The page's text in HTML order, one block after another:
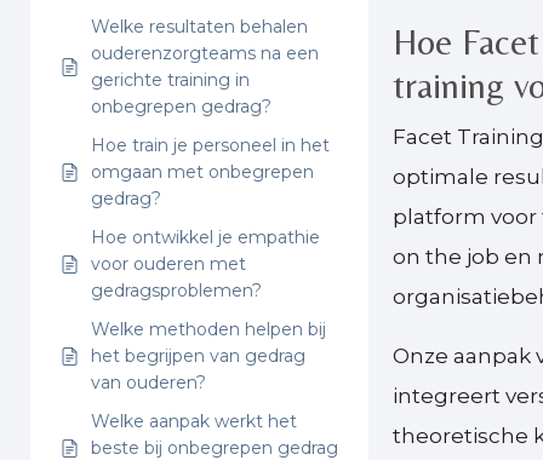
Welke resultaten behalen
ouderenzorgteams na een
gerichte training in
onbegrepen gedrag?
Hoe train je personeel in het
omgaan met onbegrepen
gedrag?
Hoe ontwikkel je empathie
voor ouderen met
gedragsproblemen?
Welke methoden helpen bij
het begrijpen van gedrag
van ouderen?
Welke aanpak werkt het
beste bij onbegrepen gedrag
Hoe
training
Facet
optimale
platform voor
on the job en
Onze
integreert
theoretische